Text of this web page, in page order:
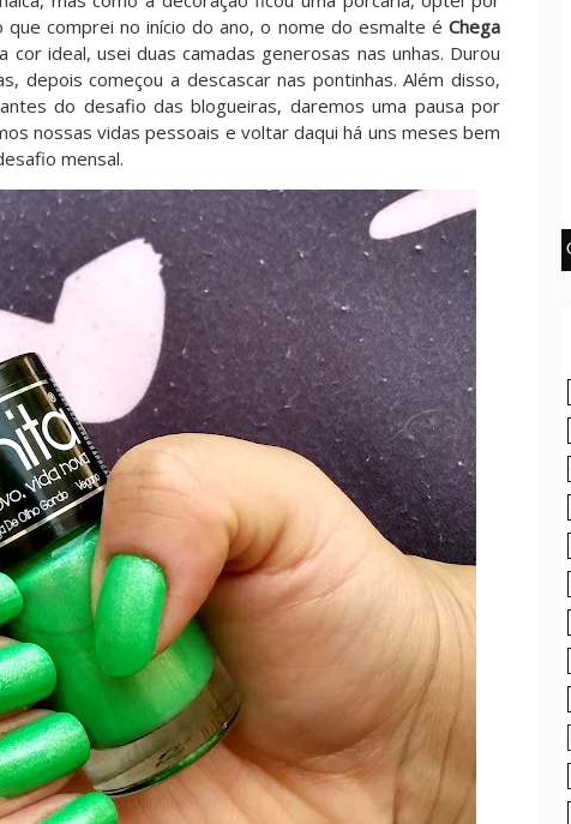
comprei no início do ano, o nome do esmalte é Chega
cor ideal, usei duas camadas generosas nas unhas. Durou
depois começou a descascar nas pontinhas. Além disso,
do desafio das blogueiras, daremos uma pausa por
nossas vidas pessoais e voltar daqui há uns meses bem
mensal.